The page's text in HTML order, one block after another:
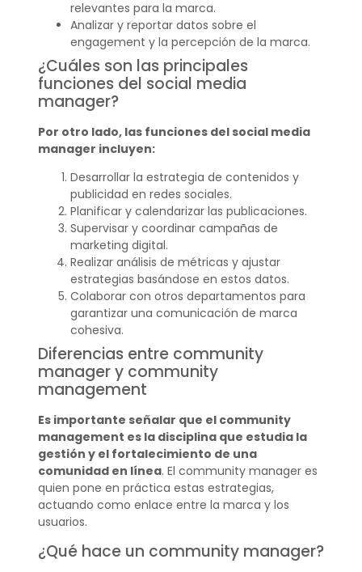
relevantes para la marca.
Analizar y reportar datos sobre el
engagement y la percepción de la marca.
¿Cuáles son las principales
funciones del social media
manager?
Por otro lado, las funciones del social media
manager incluyen:
Desarrollar la estrategia de contenidos y
publicidad en redes sociales.
Planificar y calendarizar las publicaciones.
Supervisar y coordinar campañas de
marketing digital.
Realizar análisis de métricas y ajustar
estrategias basándose en estos datos.
Colaborar con otros departamentos para
garantizar una comunicación de marca
cohesiva.
Diferencias entre community
manager y community
management
Es importante señalar que el community
management es la disciplina que estudia la
gestión y el fortalecimiento de una
comunidad en línea. El community manager es
quien pone en práctica estas estrategias,
actuando como enlace entre la marca y los
usuarios.
¿Qué hace un community manager?